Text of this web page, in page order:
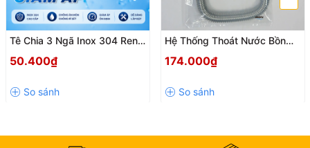
thông thường.
Tia nước mạnh, tiết kiệm nước:Áp lực ổn định, giúp vệ sinh
sạch sẽ và tiết kiệm nguồn nước hiệu quả.
tâm từ nhà sản xuất.
Cam Kết Bán Hàng Chính
Tê Chia 3 Ngã Inox 304 Ren
Nguồn Nước Tiện Lợi, Bền Bỉ
50.400₫
Hệ Thống Thoát Nước Bồn
Chính Hãng – Ống Xi Phông
174.000₫